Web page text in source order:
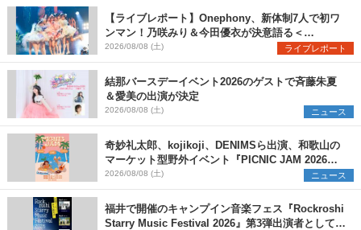
【ライブレポート】Onephony、新体制7人で初ワ
ンマン！乃咲みり＆今田優衣が決意語る＜
Onephony新体制1st Oneman Live はじまりの夏
＞
2026/08/08 (土) ライブレポート
結那バースデーイベント2026のゲストで斉藤朱夏
＆愛美の出演が決定
2026/08/08 (土) ニュース
奇妙礼太郎、kojikoji、DENIMSら出演、和歌山の
マーケット型野外イベント『PICNIC JAM 2026』
早割チケット発売開始
2026/08/08 (土) ニュース
福井で開催のキャンプイン音楽フェス『Rockroshi
Starry Music Festival 2026』第3弾出演者として